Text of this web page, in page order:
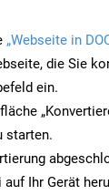
„Webseite in
die Sie
ein.
starten.
auf Ihr Gerät